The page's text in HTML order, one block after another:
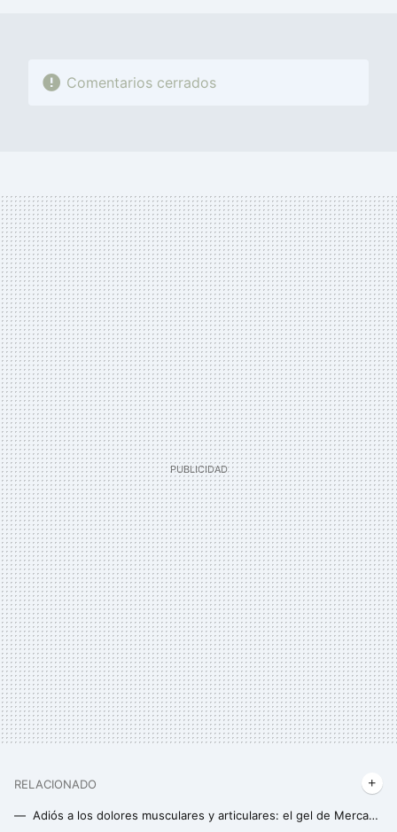
Comentarios cerrados
RELACIONADO
Adiós a los dolores musculares y articulares: el gel de Mercadona que está siendo un gran éxito de ventas en España